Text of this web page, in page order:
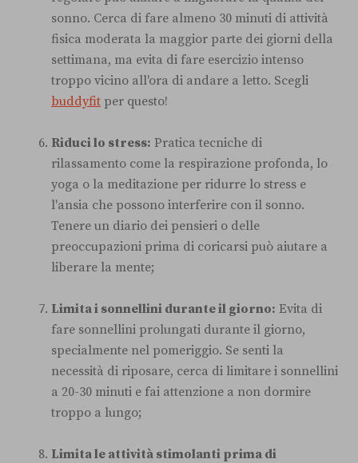
sonno. Cerca di fare almeno 30 minuti di attività
fisica moderata la maggior parte dei giorni della
settimana, ma evita di fare esercizio intenso
troppo vicino all'ora di andare a letto. Scegli
buddyfit per questo!
Riduci lo stress: Pratica tecniche di
rilassamento come la respirazione profonda, lo
yoga o la meditazione per ridurre lo stress e
l'ansia che possono interferire con il sonno.
Tenere un diario dei pensieri o delle
preoccupazioni prima di coricarsi può aiutare a
liberare la mente;
Limita i sonnellini durante il giorno: Evita di
fare sonnellini prolungati durante il giorno,
specialmente nel pomeriggio. Se senti la
necessità di riposare, cerca di limitare i sonnellini
a 20-30 minuti e fai attenzione a non dormire
troppo a lungo;
Limita le attività stimolanti prima di